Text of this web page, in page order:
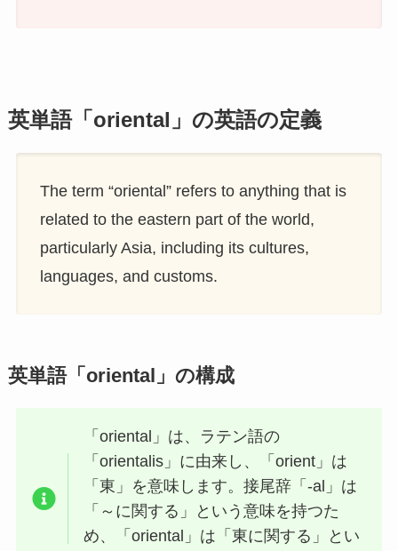
英単語「oriental」の英語の定義
The term “oriental” refers to anything that is
related to the eastern part of the world,
particularly Asia, including its cultures,
languages, and customs.
英単語「oriental」の構成
「oriental」は、ラテン語の
「orientalis」に由来し、「orient」は
「東」を意味します。接尾辞「-al」は
「～に関する」という意味を持つた
め、「oriental」は「東に関する」とい